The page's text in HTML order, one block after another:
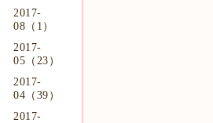
2017-
08（1）
2017-
05（23）
2017-
04（39）
2017-